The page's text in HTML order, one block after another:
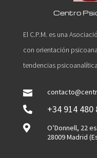
Centro
El C.P.M. es una
con orientación
tendencias


+34 914 480

O’Donnell, 22
28009 Madrid